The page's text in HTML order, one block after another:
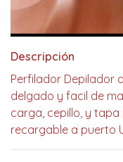
Descripción
Perfilador Depilador
delgado y facil de
carga, cepillo, y
recargable a puerto